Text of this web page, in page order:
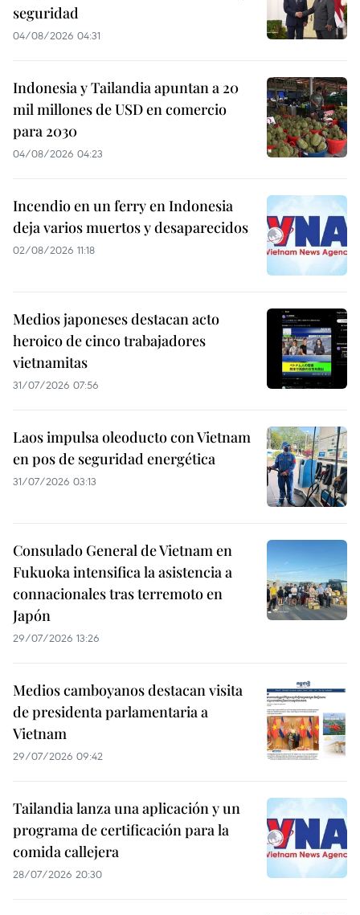
seguridad
04/08/2026 04:31
Indonesia y Tailandia apuntan a 20
mil millones de USD en comercio
para 2030
04/08/2026 04:23
Incendio en un ferry en Indonesia
deja varios muertos y desaparecidos
02/08/2026 11:18
Medios japoneses destacan acto
heroico de cinco trabajadores
vietnamitas
31/07/2026 07:56
Laos impulsa oleoducto con Vietnam
en pos de seguridad energética
31/07/2026 03:13
Consulado General de Vietnam en
Fukuoka intensifica la asistencia a
connacionales tras terremoto en
Japón
29/07/2026 13:26
Medios camboyanos destacan visita
de presidenta parlamentaria a
Vietnam
29/07/2026 09:42
Tailandia lanza una aplicación y un
programa de certificación para la
comida callejera
28/07/2026 20:30